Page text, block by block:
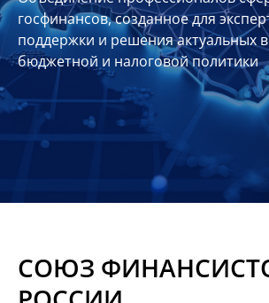
Участники
Планы
отчеты
Контакты
Материалы
госфинансов, созданное для
поддержки и решения актуальных
бюджетной и налоговой политики
СОЮЗ